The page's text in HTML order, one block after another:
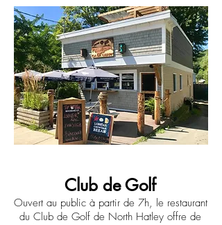
Club de Golf
Ouvert au public à partir de 7h, le restaurant
du Club de Golf de North Hatley offre de